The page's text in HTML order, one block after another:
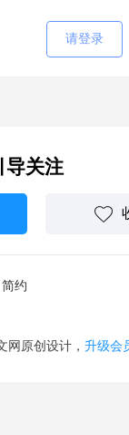
请登录
导关注
简约
网原创设计， 升级会